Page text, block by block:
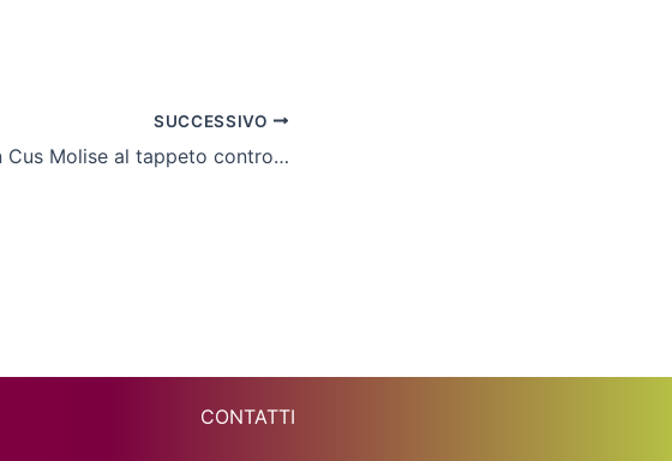
SUCCESSIVO
Cln Cus Molise al tappeto contro il Cataforio
CONTATTI